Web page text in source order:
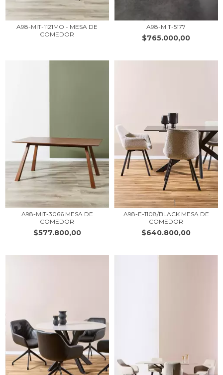
A98-MIT-1121MO - MESA DE
COMEDOR
A98-MIT-5177
$765.000,00
A98-MIT-3066 MESA DE
COMEDOR
$577.800,00
A98-E-1108/BLACK MESA DE
COMEDOR
$640.800,00